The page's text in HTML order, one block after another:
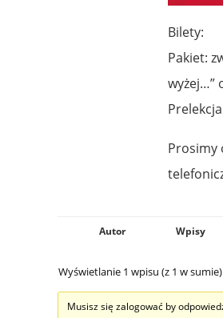
Bilety:
Pakiet:
wyżej…”
Prosimy
Autor Wpisy
Wyświetlanie 1 wpisu (z 1 w sumie)
Musisz się zalogować by